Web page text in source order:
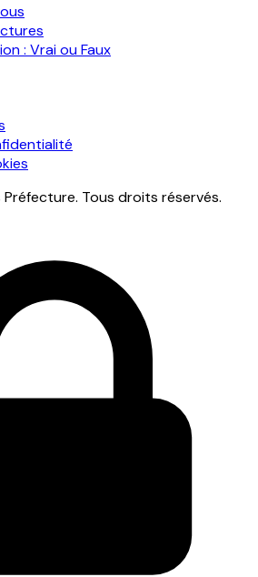
: Vrai ou Faux
Tous droits réservés.